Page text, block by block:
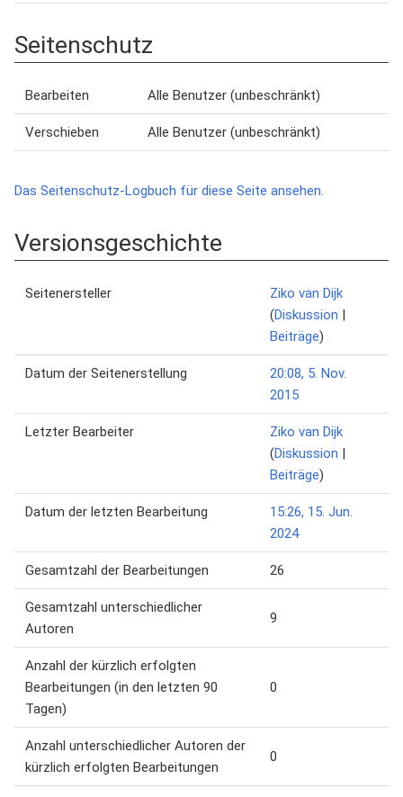
Seitenschutz
Bearbeiten Alle Benutzer (unbeschränkt)
Verschieben Alle Benutzer (unbeschränkt)
Das Seitenschutz-Logbuch für diese Seite ansehen.
Versionsgeschichte
Seitenersteller
Ziko van Dijk
(Diskussion |
Beiträge)
Datum der Seitenerstellung
20:08, 5. Nov.
2015
Letzter Bearbeiter
Ziko van Dijk
(Diskussion |
Beiträge)
Datum der letzten Bearbeitung
15:26, 15. Jun.
2024
Gesamtzahl der Bearbeitungen 26
Gesamtzahl unterschiedlicher
Autoren
9
Anzahl der kürzlich erfolgten
Bearbeitungen (in den letzten 90
Tagen)
0
Anzahl unterschiedlicher Autoren der
kürzlich erfolgten Bearbeitungen
0